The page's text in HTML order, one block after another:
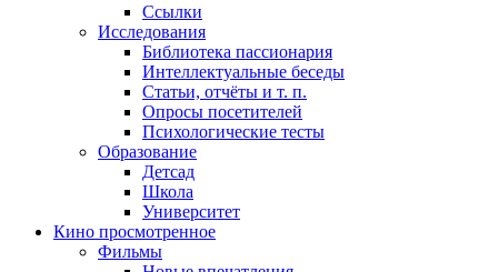
Ссылки
Исследования
Библиотека пассионария
Интеллектуальные беседы
Статьи, отчёты и т. п.
Опросы посетителей
Психологические тесты
Образование
Детсад
Школа
Университет
Кино просмотренное
Фильмы